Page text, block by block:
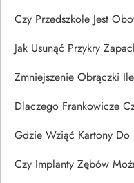
Czy Przedszkole Jest
Jak Usunąć Przykry
Zmniejszenie Obrączki
Dlaczego Frankowicze
Gdzie Wziąć Kartony Do
Czy Implanty Zębów